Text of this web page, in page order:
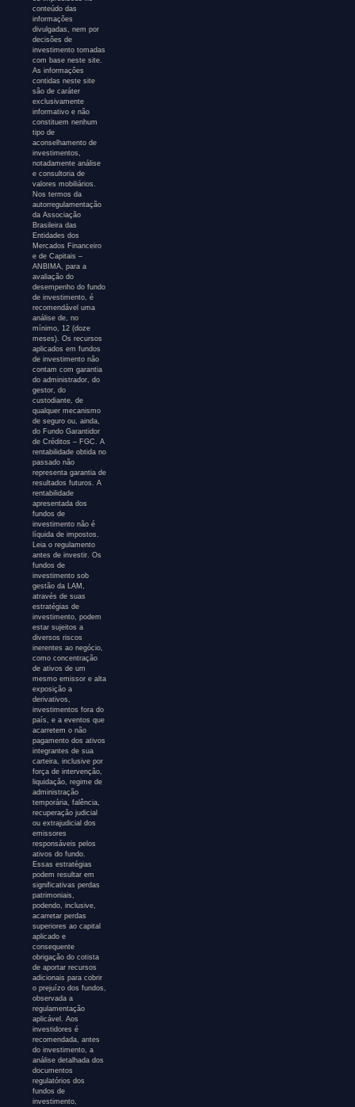
conteúdo das
informações
divulgadas, nem por
decisões de
investimento tomadas
com base neste site.
As informações
contidas neste site
são de caráter
exclusivamente
informativo e não
constituem nenhum
tipo de
aconselhamento de
investimentos,
notadamente análise
e consultoria de
valores mobiliários.
Nos termos da
autorregulamentação
da Associação
Brasileira das
Entidades dos
Mercados Financeiro
e de Capitais –
ANBIMA, para a
avaliação do
desempenho do fundo
de investimento, é
recomendável uma
análise de, no
mínimo, 12 (doze
meses). Os recursos
aplicados em fundos
de investimento não
contam com garantia
do administrador, do
gestor, do
custodiante, de
qualquer mecanismo
de seguro ou, ainda,
do Fundo Garantidor
de Créditos – FGC. A
rentabilidade obtida no
passado não
representa garantia de
resultados futuros. A
rentabilidade
apresentada dos
fundos de
investimento não é
líquida de impostos.
Leia o regulamento
antes de investir. Os
fundos de
investimento sob
gestão da LAM,
através de suas
estratégias de
investimento, podem
estar sujeitos a
diversos riscos
inerentes ao negócio,
como concentração
de ativos de um
mesmo emissor e alta
exposição a
derivativos,
investimentos fora do
país, e a eventos que
acarretem o não
pagamento dos ativos
integrantes de sua
carteira, inclusive por
força de intervenção,
liquidação, regime de
administração
temporária, falência,
recuperação judicial
ou extrajudicial dos
emissores
responsáveis pelos
ativos do fundo.
Essas estratégias
podem resultar em
significativas perdas
patrimoniais,
podendo, inclusive,
acarretar perdas
superiores ao capital
aplicado e
consequente
obrigação do cotista
de aportar recursos
adicionais para cobrir
o prejuízo dos fundos,
observada a
regulamentação
aplicável. Aos
investidores é
recomendada, antes
do investimento, a
análise detalhada dos
documentos
regulatórios dos
fundos de
investimento,